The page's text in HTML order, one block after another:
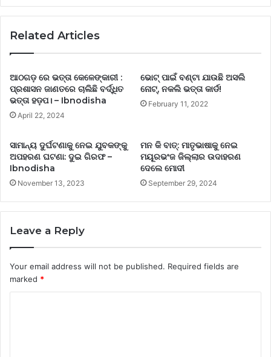
Related Articles
ଆଠଗଡ଼ ରେ ଭତ୍ତା କେଳେଙ୍କାରୀ :
ପ୍ରଶାସନ ଜାଣତରେ ଚାଲିଛି ବର୍ଦ୍ଧିତ
ଭତ୍ତା ହଡ଼ପ। – Ibnodisha
April 22, 2024
ଭୋଟ୍‌ ପାଇଁ ବଣ୍ଟା ଯାଉଛି ଅସଲି
ନୋଟ୍‌, ନକଲି ଭତ୍ତା କାର୍ଡ!
February 11, 2022
ସାମାନ୍ୟ ଦୁର୍ଘଟଣାକୁ ନେଇ ଯୁବକଙ୍କୁ
ଅପହରଣ ଘଟଣା: ଦୁଇ ଗିରଫ –
Ibnodisha
November 13, 2023
ମନ କି ବାତ୍‌: ମାତୃଭାଷାକୁ ନେଇ
ମୟୂରଭଂଜ ଜିଲ୍ଲାର ଉଦାହରଣ
ଦେଲେ ମୋଦୀ
September 29, 2024
Leave a Reply
Your email address will not be published. Required fields are
marked *